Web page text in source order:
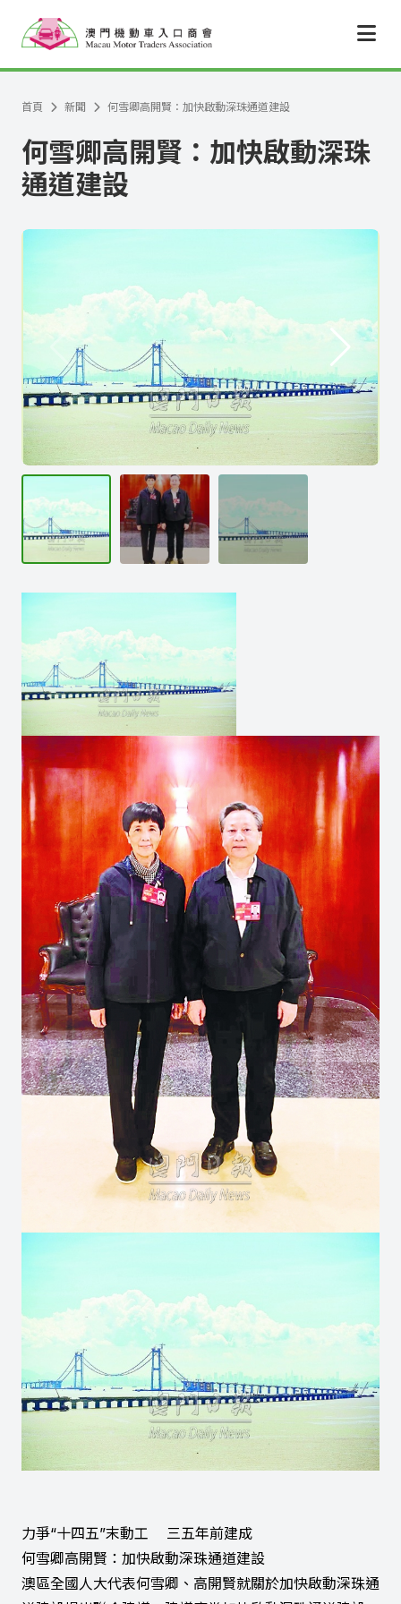
首頁 新聞 何雪卿高開賢：加快啟動深珠通道建設
何雪卿高開賢：加快啟動深珠
通道建設
力爭“十四五”末動工 三五年前建成
何雪卿高開賢：加快啟動深珠通道建設
澳區全國人大代表何雪卿、高開賢就關於加快啟動深珠通